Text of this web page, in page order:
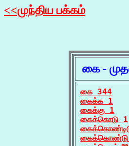
<<முந்திய பக்கம்
கை -
கை 344
கைக்க 1
கைக்கு 1
கைக்கொடு 1